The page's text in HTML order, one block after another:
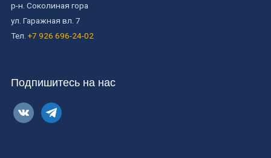
р-н. Соколиная гора
ул. Гаражная вл. 7
Тел. +7 926 696-24-02
Подпишитесь на нас
vkontaktetelegram